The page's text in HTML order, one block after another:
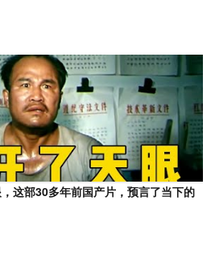
这部30多年前国产片，预言了当下的